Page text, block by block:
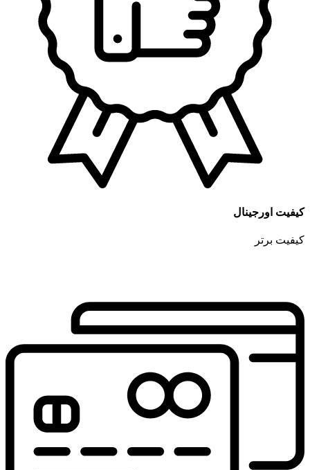
کیفیت اورجینال
کیفیت برتر